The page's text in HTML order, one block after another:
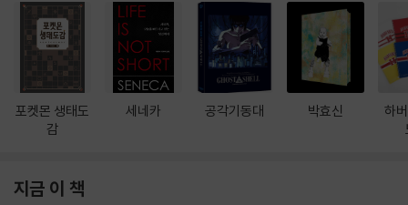
포켓몬 생태도
감
세네카 공각기동대 박효신
하
지금 이 책